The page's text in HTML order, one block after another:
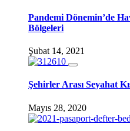
Pandemi Dönemin’de
Bölgeleri
Şubat 14, 2021
Şehirler Arası Seyahat
Mayıs 28, 2020